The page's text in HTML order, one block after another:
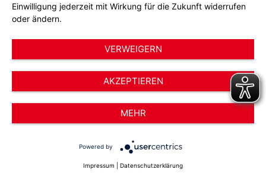
© 2026 AWO Düsseldorf – Arbeiterwohlfahrt e.V.
Einwilligung jederzeit mit Wirkung für die Zukunft widerrufen
oder ändern.
VERWEIGERN
AKZEPTIEREN
MEHR
Powered by
Impressum Datenschutzerklärung